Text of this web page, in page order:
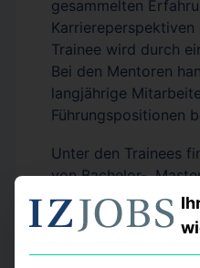
gesammelten
Karriereperspektiven
Trainee wird durch
Bei den Mentoren
langjährige
Führungspositionen
Unter den Trainees
von Bachelor-,
Hübner-Henninger
Abschlüssen